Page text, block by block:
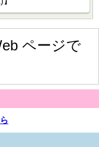
ページで